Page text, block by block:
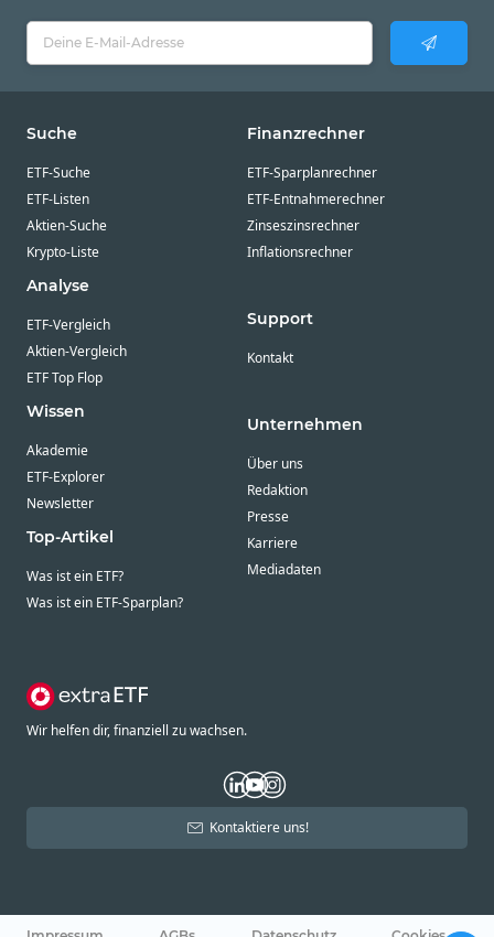
Suche
ETF-Suche
ETF-Listen
Aktien-Suche
Krypto-Liste
Analyse
ETF-Vergleich
Aktien-Vergleich
ETF Top Flop
Wissen
Akademie
ETF-Explorer
Newsletter
Top-Artikel
Was ist ein ETF?
Was ist ein ETF-Sparplan?
Finanzrechner
ETF-Sparplanrechner
ETF-Entnahmerechner
Zinseszinsrechner
Inflationsrechner
Support
Kontakt
Unternehmen
Über uns
Redaktion
Presse
Karriere
Mediadaten
Wir helfen dir, finanziell zu wachsen.
Kontaktiere uns!